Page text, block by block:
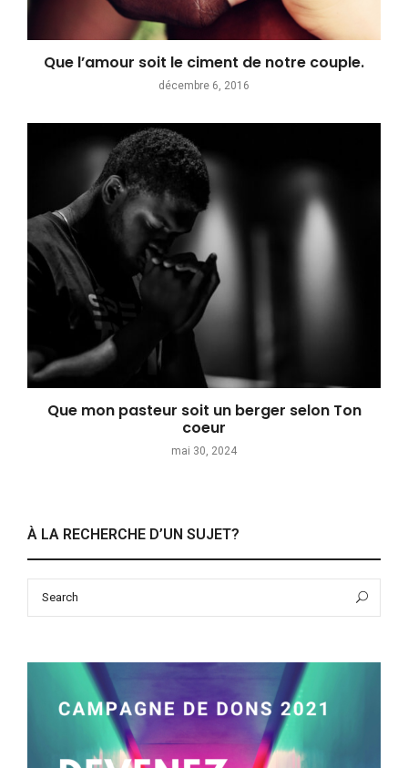
Que l’amour soit le ciment de notre couple.
décembre 6, 2016
Que mon pasteur soit un berger selon Ton
coeur
mai 30, 2024
À LA RECHERCHE D’UN SUJET?